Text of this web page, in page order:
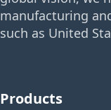
manufacturing
such as United
Products